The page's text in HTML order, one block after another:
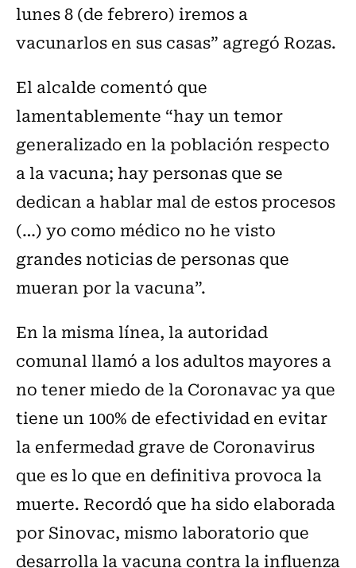
lunes 8 (de febrero) iremos a
vacunarlos en sus casas” agregó Rozas.
El alcalde comentó que
lamentablemente “hay un temor
generalizado en la población respecto
a la vacuna; hay personas que se
dedican a hablar mal de estos procesos
(…) yo como médico no he visto
grandes noticias de personas que
mueran por la vacuna”.
En la misma línea, la autoridad
comunal llamó a los adultos mayores a
no tener miedo de la Coronavac ya que
tiene un 100% de efectividad en evitar
la enfermedad grave de Coronavirus
que es lo que en definitiva provoca la
muerte. Recordó que ha sido elaborada
por Sinovac, mismo laboratorio que
desarrolla la vacuna contra la influenza